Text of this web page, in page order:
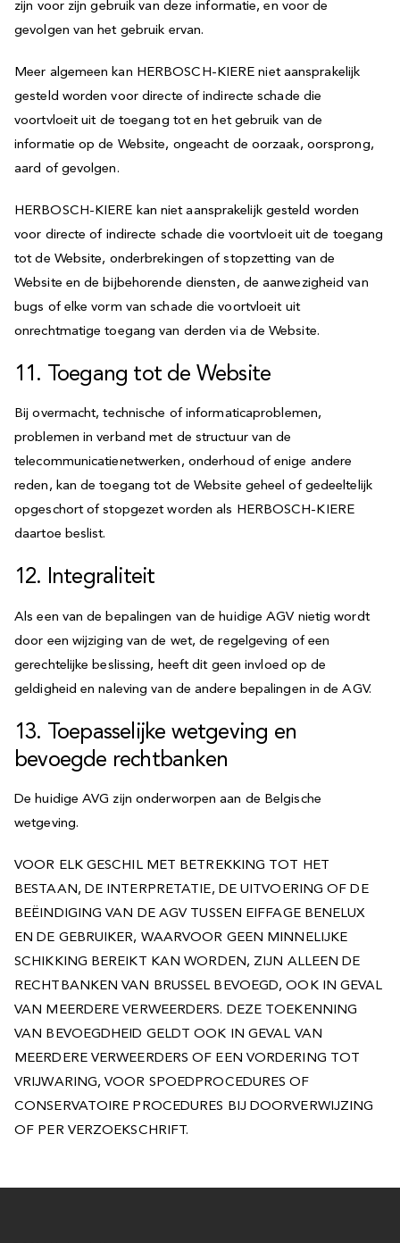
zijn voor zijn gebruik van deze informatie, en voor de
gevolgen van het gebruik ervan.
Meer algemeen kan HERBOSCH-KIERE niet aansprakelijk
gesteld worden voor directe of indirecte schade die
voortvloeit uit de toegang tot en het gebruik van de
informatie op de Website, ongeacht de oorzaak, oorsprong,
aard of gevolgen.
HERBOSCH-KIERE kan niet aansprakelijk gesteld worden
voor directe of indirecte schade die voortvloeit uit de toegang
tot de Website, onderbrekingen of stopzetting van de
Website en de bijbehorende diensten, de aanwezigheid van
bugs of elke vorm van schade die voortvloeit uit
onrechtmatige toegang van derden via de Website.
11. Toegang tot de Website
Bij overmacht, technische of informaticaproblemen,
problemen in verband met de structuur van de
telecommunicatienetwerken, onderhoud of enige andere
reden, kan de toegang tot de Website geheel of gedeeltelijk
opgeschort of stopgezet worden als HERBOSCH-KIERE
daartoe beslist.
12. Integraliteit
Als een van de bepalingen van de huidige AGV nietig wordt
door een wijziging van de wet, de regelgeving of een
gerechtelijke beslissing, heeft dit geen invloed op de
geldigheid en naleving van de andere bepalingen in de AGV.
13. Toepasselijke wetgeving en
bevoegde rechtbanken
De huidige AVG zijn onderworpen aan de Belgische
wetgeving.
VOOR ELK GESCHIL MET BETREKKING TOT HET
BESTAAN, DE INTERPRETATIE, DE UITVOERING OF DE
BEËINDIGING VAN DE AGV TUSSEN EIFFAGE BENELUX
EN DE GEBRUIKER, WAARVOOR GEEN MINNELIJKE
SCHIKKING BEREIKT KAN WORDEN, ZIJN ALLEEN DE
RECHTBANKEN VAN BRUSSEL BEVOEGD, OOK IN GEVAL
VAN MEERDERE VERWEERDERS. DEZE TOEKENNING
VAN BEVOEGDHEID GELDT OOK IN GEVAL VAN
MEERDERE VERWEERDERS OF EEN VORDERING TOT
VRIJWARING, VOOR SPOEDPROCEDURES OF
CONSERVATOIRE PROCEDURES BIJ DOORVERWIJZING
OF PER VERZOEKSCHRIFT.